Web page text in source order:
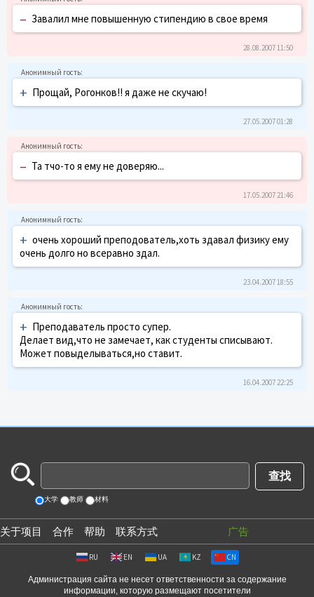
– Завалил мне повышенную стипендию в свое время
28.08.2007 11:50
+ Прощай, Рогонков!! я даже не скучаю!
27.05.2007 01:28
– Та тчо-то я ему не доверяю...
17.05.2007 21:46
+ очень хороший преподователь,хоть здавал физику ему
очень долго но всеравно здал.
23.04.2007 18:55
+ Преподаватель просто супер.
Делает вид,что не замечает, как студенты списывают.
Может повыделываться,но ставит.
16.04.2007 22:25
大学 教师 材料
关于项目 合作 帮助 联系方式 广告
RU EN UA KZ CN
Администрация сайта не несет ответственности за содержание
информации, которую размещают посетители